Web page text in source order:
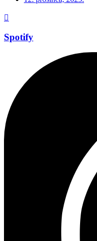
Spotify